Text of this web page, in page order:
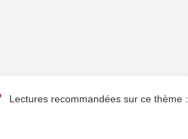
Lectures recommandées sur ce thème :